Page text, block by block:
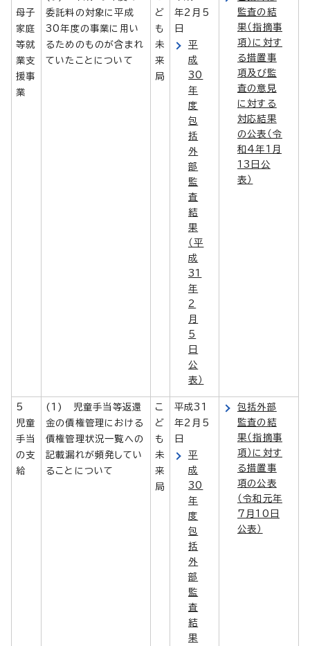
母子
家庭
等就
業支
援事
業
委託料の対象に平成
30年度の事業に用い
るためのものが含まれ
ていたことについて
ど
も
未
来
局
年2月5
日
平
成
30
年
度
包
括
外
部
監
査
結
果
（平
成
31
年
2
月
5
日
公
表）
監査の結
果（指摘事
項）に対す
る措置事
項及び監
査の意見
に対する
対応結果
の公表（令
和4年1月
13日公
表）
5
児童
手当
の支
給
(1) 児童手当等返還
金の債権管理における
債権管理状況一覧への
記載漏れが頻発してい
ることについて
こ
ど
も
未
来
局
平成31
年2月5
日
平
成
30
年
度
包
括
外
部
監
査
結
果
包括外部
監査の結
果（指摘事
項）に対す
る措置事
項の公表
（令和元年
7月10日
公表）